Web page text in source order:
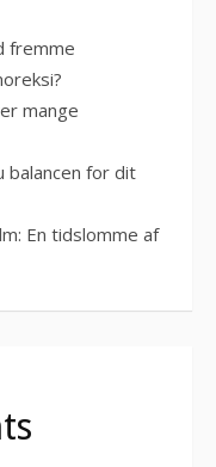
fremme
mange
balancen for dit
En tidslomme af